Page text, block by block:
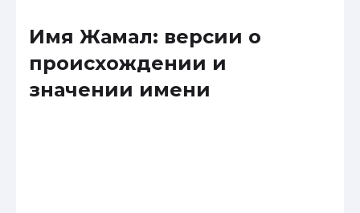
Имя Жамал: версии о
происхождении и
значении имени